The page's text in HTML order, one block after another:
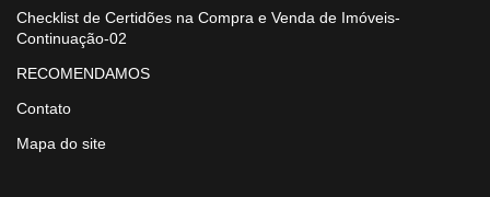
Checklist de Certidões na Compra e Venda de Imóveis-
Continuação-02
RECOMENDAMOS
Contato
Mapa do site